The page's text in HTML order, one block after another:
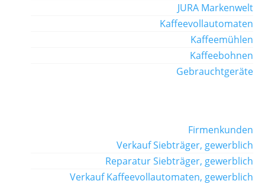
JURA Markenwelt
Kaffeevollautomaten
Kaffeemühlen
Kaffeebohnen
Gebrauchtgeräte
Firmenkunden
Verkauf Siebträger, gewerblich
Reparatur Siebträger, gewerblich
Verkauf Kaffeevollautomaten, gewerblich